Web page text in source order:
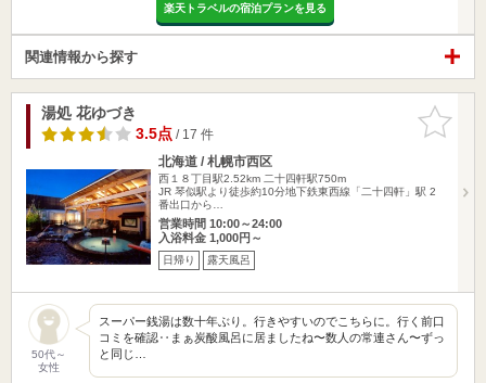
楽天トラベルの宿泊プランを見る
関連情報から探す
お気に入
りに追加
湯処 花ゆづき
3.5点/ 17 件
北海道 / 札幌市西区
西１８丁目駅2.52km 二十四軒駅750m
JR 琴似駅より徒歩約10分地下鉄東西線「二十四軒」駅 2
番出口から…
営業時間 10:00～24:00
入浴料金 1,000円～
日帰り 露天風呂
50代～
女性
スーパー銭湯は数十年ぶり。行きやすいのでこちらに。行く前口
コミを確認‥まぁ炭酸風呂に居ましたね〜数人の常連さん〜ずっ
と同じ…